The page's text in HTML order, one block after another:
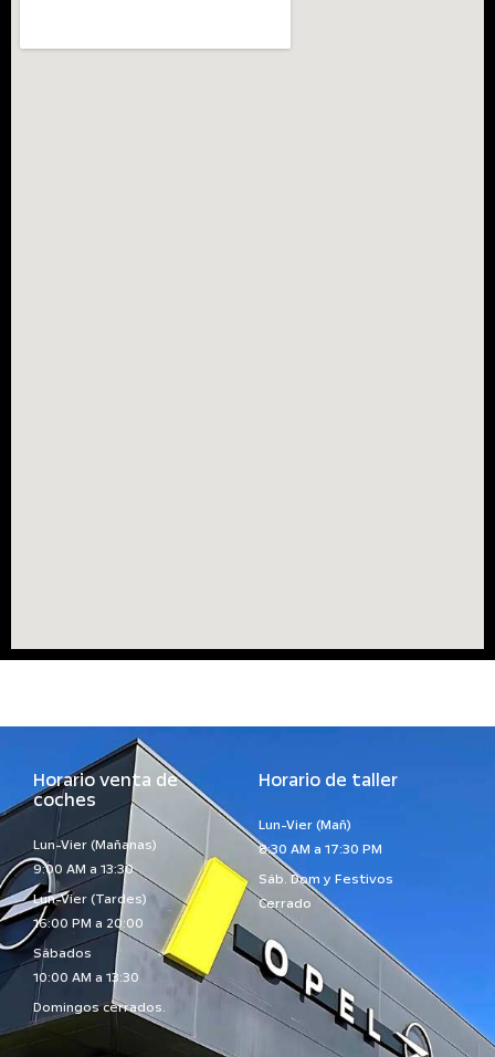
Horario venta de
coches
Lun-Vier (Mañanas)
9:00 AM a 13:30
Lun-Vier (Tardes)
16:00 PM a 20:00
Sábados
10:00 AM a 13:30
Domingos cerrados.
Horario de taller
Lun-Vier (Mañ)
8:30 AM a 17:30 PM
Sáb. Dom y Festivos
Cerrado